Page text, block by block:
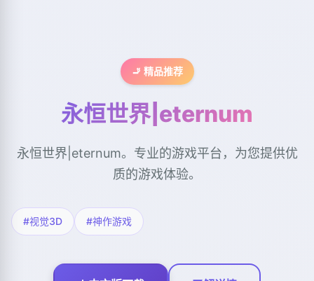
🚬 精品推荐
永恒世界|eternum
永恒世界|eternum。专业的游戏平台，为您提供优
质的游戏体验。
#视觉3D #神作游戏